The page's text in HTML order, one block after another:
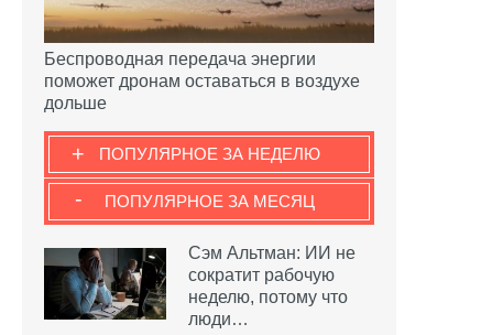
Беспроводная передача энергии
поможет дронам оставаться в воздухе
дольше
ПОПУЛЯРНОЕ ЗА НЕДЕЛЮ
+
ПОПУЛЯРНОЕ ЗА МЕСЯЦ
-
Сэм Альтман: ИИ не
сократит рабочую
неделю, потому что
люди…